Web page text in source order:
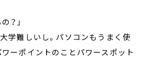
？」
学難しいし。パソコンもうまく使
ワーポイントのことパワースポット